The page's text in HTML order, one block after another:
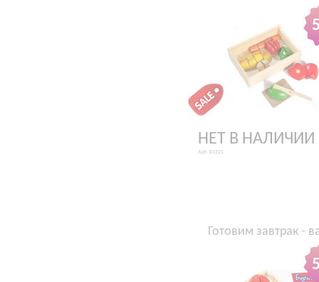
НЕТ В НАЛИЧИИ
Арт. Б1521
Готовим завтрак -